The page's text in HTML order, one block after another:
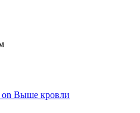
on Выше кровли